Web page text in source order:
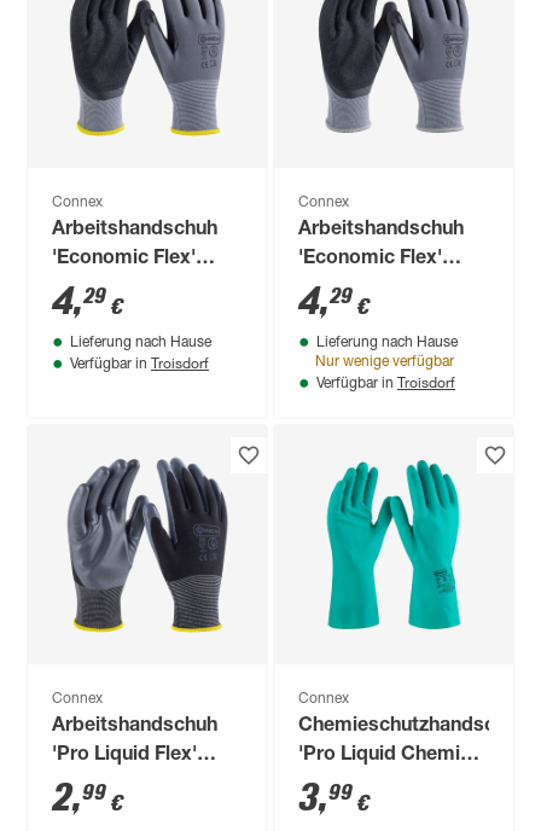
Connex
Arbeitshandschuh
'Economic Flex'
grau/schwarz Größe
10/XL
4,29 €
Lieferung nach Hause
Verfügbar in Troisdorf
Connex
Arbeitshandschuh
'Economic Flex'
grau/schwarz Größe
9/L
4,29 €
Lieferung nach Hause
Nur wenige verfügbar
Verfügbar in Troisdorf
Connex
Arbeitshandschuh
'Pro Liquid Flex'
schwarz/grau Größe
10/XL
2,99 €
Connex
Chemieschutzhandschuh
'Pro Liquid Chemical
Nitril' grün Größe 9/L
3,99 €